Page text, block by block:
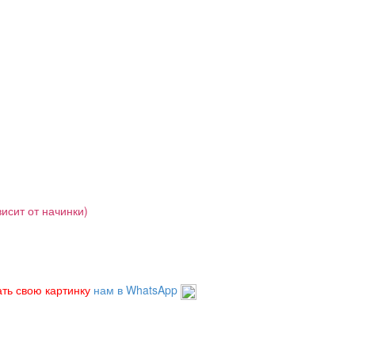
от начинки)
свою картинку нам в WhatsApp